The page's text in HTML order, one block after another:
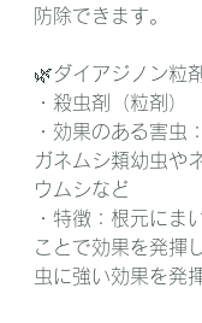
防除できます。
🌿ダイアジノン粒
・殺虫剤（粒剤）
・効果のある害虫
ガネムシ類幼虫や
ウムシなど
・特徴：根元にま
ことで効果を発揮
虫に強い効果を発